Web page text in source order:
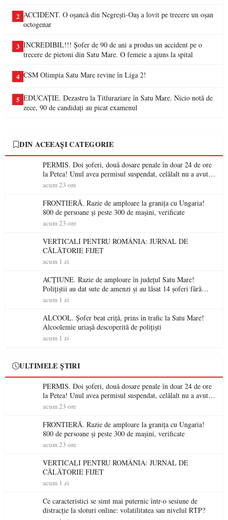
2 ACCIDENT. O oșancă din Negrești-Oaș a lovit pe trecere un oșan
octogenar
3 INCREDIBIL!!! Șofer de 90 de ani a produs un accident pe o
trecere de pietoni din Satu Mare. O femeie a ajuns la spital
4 CSM Olimpia Satu Mare revine în Liga 2!
5 EDUCAȚIE. Dezastru la Titluraziare în Satu Mare. Nicio notă de
zece, 90 de candidați au picat examenul
DIN ACEEAȘI CATEGORIE
PERMIS. Doi șoferi, două dosare penale în doar 24 de ore
la Petea! Unul avea permisul suspendat, celălalt nu a avut
niciodată permis
acum 23 ore
FRONTIERĂ. Razie de amploare la granița cu Ungaria!
800 de persoane și peste 300 de mașini, verificate
acum 23 ore
VERTICALI PENTRU ROMÂNIA: JURNAL DE
CĂLĂTORIE FIJET
acum 1 zi
ACȚIUNE. Razie de amploare în județul Satu Mare!
Polițiștii au dat sute de amenzi și au lăsat 14 șoferi fără
permis într-o singură zi
acum 1 zi
ALCOOL. Șofer beat criță, prins în trafic la Satu Mare!
Alcoolemie uriașă descoperită de polițiști
acum 1 zi
ULTIMELE ȘTIRI
PERMIS. Doi șoferi, două dosare penale în doar 24 de ore
la Petea! Unul avea permisul suspendat, celălalt nu a avut
niciodată permis
acum 23 ore
FRONTIERĂ. Razie de amploare la granița cu Ungaria!
800 de persoane și peste 300 de mașini, verificate
acum 23 ore
VERTICALI PENTRU ROMÂNIA: JURNAL DE
CĂLĂTORIE FIJET
acum 1 zi
Ce caracteristici se simt mai puternic într-o sesiune de
distracție la sloturi online: volatilitatea sau nivelul RTP?